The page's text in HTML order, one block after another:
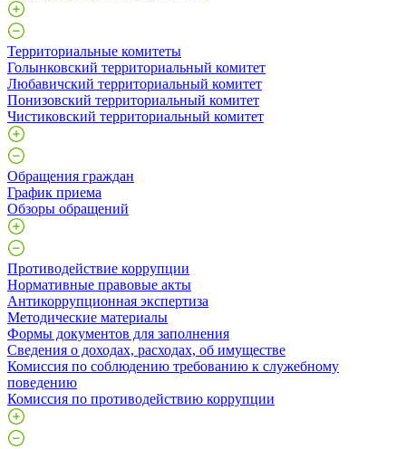
Территориальные комитеты
Голынковский территориальный комитет
Любавичский территориальный комитет
Понизовский территориальный комитет
Чистиковский территориальный комитет
Обращения граждан
График приема
Обзоры обращений
Противодействие коррупции
Нормативные правовые акты
Антикоррупционная экспертиза
Методические материалы
Формы документов для заполнения
Сведения о доходах, расходах, об имуществе
Комиссия по соблюдению требованию к служебному
поведению
Комиссия по противодействию коррупции